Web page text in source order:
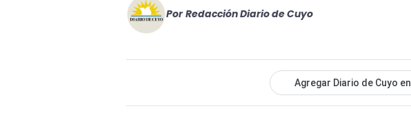
Por Redacción Diario de Cuyo
Agregar Diario de Cuyo en